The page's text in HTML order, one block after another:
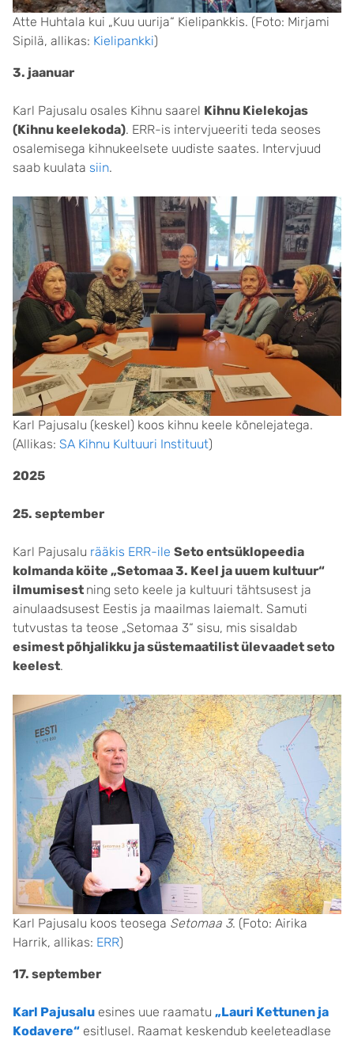
Atte Huhtala kui „Kuu uurija“ Kielipankkis. (Foto: Mirjami
Sipilä, allikas: Kielipankki)
3. jaanuar
Karl Pajusalu osales Kihnu saarel Kihnu Kielekojas
(Kihnu keelekoda). ERR-is intervjueeriti teda seoses
osalemisega kihnukeelsete uudiste saates. Intervjuud
saab kuulata siin.
Karl Pajusalu (keskel) koos kihnu keele kõnelejatega.
(Allikas: SA Kihnu Kultuuri Instituut)
2025
25. september
Karl Pajusalu rääkis ERR-ile Seto entsüklopeedia
kolmanda köite „Setomaa 3. Keel ja uuem kultuur“
ilmumisest ning seto keele ja kultuuri tähtsusest ja
ainulaadsusest Eestis ja maailmas laiemalt. Samuti
tutvustas ta teose „Setomaa 3“ sisu, mis sisaldab
esimest põhjalikku ja süstemaatilist ülevaadet seto
keelest.
Karl Pajusalu koos teosega Setomaa 3. (Foto: Airika
Harrik, allikas: ERR)
17. september
Karl Pajusalu esines uue raamatu „Lauri Kettunen ja
Kodavere“ esitlusel. Raamat keskendub keeleteadlase